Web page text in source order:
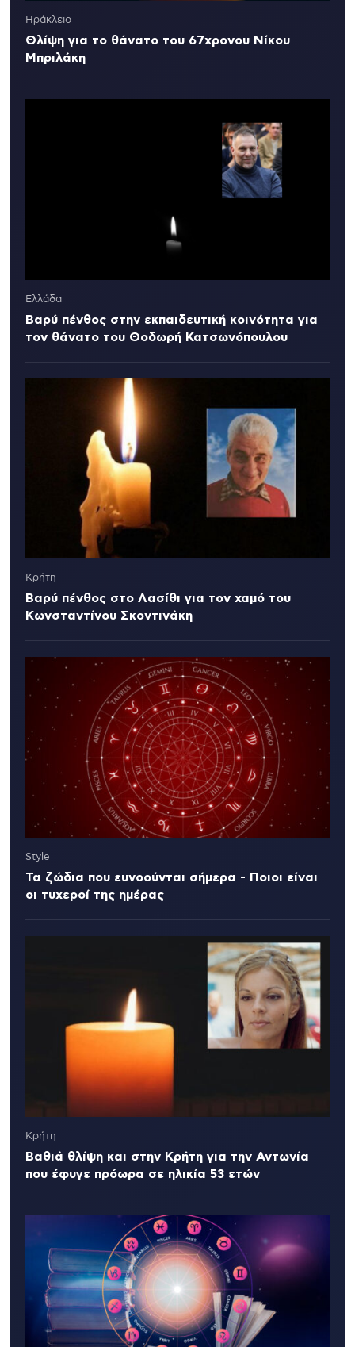
Ηράκλειο
Θλίψη για το θάνατο του 67χρονου Νίκου
Μπριλάκη
Ελλάδα
Βαρύ πένθος στην εκπαιδευτική κοινότητα για
τον θάνατο του Θοδωρή Κατσωνόπουλου
Κρήτη
Βαρύ πένθος στο Λασίθι για τον χαμό του
Κωνσταντίνου Σκοντινάκη
Style
Τα ζώδια που ευνοούνται σήμερα - Ποιοι είναι
οι τυχεροί της ημέρας
Κρήτη
Βαθιά θλίψη και στην Κρήτη για την Αντωνία
που έφυγε πρόωρα σε ηλικία 53 ετών